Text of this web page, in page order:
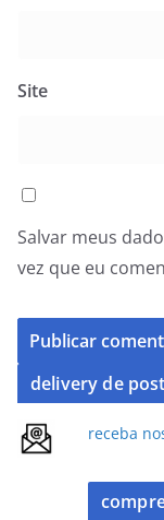
Site
Salvar meus
vez que eu
delivery de
receba